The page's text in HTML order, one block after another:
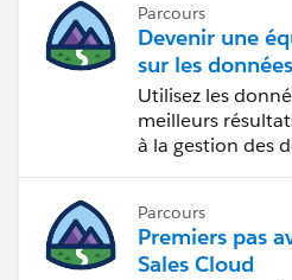
Parcours
Devenir une
sur les
Tableau
Utilisez les
meilleurs
à la gestion des
de visualisation
fondés sur les
collaboration.
Parcours
Premiers pas
Sales Cloud